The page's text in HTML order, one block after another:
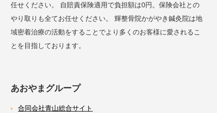
任せください。 自賠責保険適用で負担額は0円。保険会社との
やり取りも全てお任せください。 輝整骨院かがやき鍼灸院は地
域密着治療の活動をすることでより多くのお客様に愛されるこ
とを目指しております。
あおやまグループ
合同会社青山総合サイト